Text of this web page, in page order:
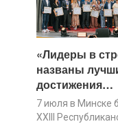
«Лидеры в
названы
достижения…
7 июля в Минске
XХIII